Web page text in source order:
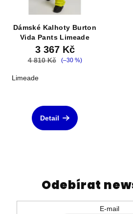
Dámské Kalhoty Burton
Vida Pants Limeade
3 367 Kč
4 810 Kč (–30 %)
Limeade
Detail
Odebírat
E-mail